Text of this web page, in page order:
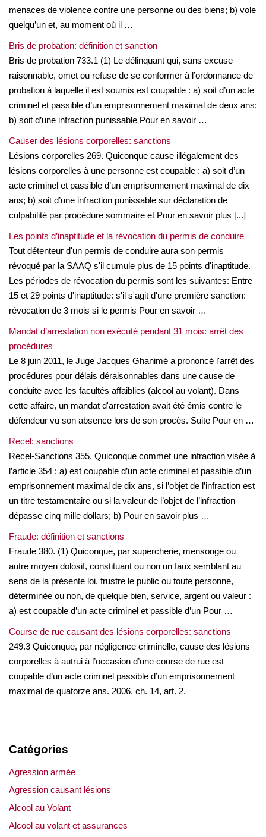
menaces de violence contre une personne ou des biens; b) vole
quelqu’un et, au moment où il …
Bris de probation: définition et sanction
Bris de probation 733.1 (1) Le délinquant qui, sans excuse
raisonnable, omet ou refuse de se conformer à l’ordonnance de
probation à laquelle il est soumis est coupable : a) soit d’un acte
criminel et passible d’un emprisonnement maximal de deux ans;
b) soit d’une infraction punissable Pour en savoir …
Causer des lésions corporelles: sanctions
Lésions corporelles 269. Quiconque cause illégalement des
lésions corporelles à une personne est coupable : a) soit d’un
acte criminel et passible d’un emprisonnement maximal de dix
ans; b) soit d’une infraction punissable sur déclaration de
culpabilité par procédure sommaire et Pour en savoir plus [...]
Les points d’inaptitude et la révocation du permis de conduire
Tout détenteur d'un permis de conduire aura son permis
révoqué par la SAAQ s'il cumule plus de 15 points d'inaptitude.
Les périodes de révocation du permis sont les suivantes: Entre
15 et 29 points d'inaptitude: s'il s'agit d'une première sanction:
révocation de 3 mois si le permis Pour en savoir …
Mandat d’arrestation non exécuté pendant 31 mois: arrêt des
procédures
Le 8 juin 2011, le Juge Jacques Ghanimé a prononcé l'arrêt des
procédures pour délais déraisonnables dans une cause de
conduite avec les facultés affaiblies (alcool au volant). Dans
cette affaire, un mandat d'arrestation avait été émis contre le
défendeur vu son absence lors de son procès. Suite Pour en …
Recel: sanctions
Recel-Sanctions 355. Quiconque commet une infraction visée à
l’article 354 : a) est coupable d’un acte criminel et passible d’un
emprisonnement maximal de dix ans, si l’objet de l’infraction est
un titre testamentaire ou si la valeur de l’objet de l’infraction
dépasse cinq mille dollars; b) Pour en savoir plus …
Fraude: définition et sanctions
Fraude 380. (1) Quiconque, par supercherie, mensonge ou
autre moyen dolosif, constituant ou non un faux semblant au
sens de la présente loi, frustre le public ou toute personne,
déterminée ou non, de quelque bien, service, argent ou valeur :
a) est coupable d’un acte criminel et passible d’un Pour …
Course de rue causant des lésions corporelles: sanctions
249.3 Quiconque, par négligence criminelle, cause des lésions
corporelles à autrui à l’occasion d’une course de rue est
coupable d’un acte criminel passible d’un emprisonnement
maximal de quatorze ans. 2006, ch. 14, art. 2.
Catégories
Agression armée
Agression causant lésions
Alcool au Volant
Alcool au volant et assurances